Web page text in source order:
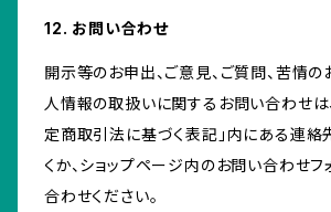
12. お問い合わせ
開示等のお申出、ご意見、ご質問、苦情
人情報の取扱いに関するお問い合わせは
定商取引法に基づく表記」内にある連絡
くか、ショップページ内のお問い合わせフ
合わせください。